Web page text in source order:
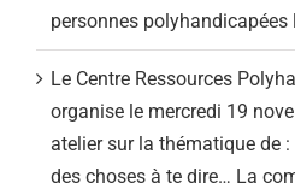
personnes polyhandicapées
Le Centre Ressources
organise le mercredi 19
atelier sur la thématique de :
des choses à te dire… La